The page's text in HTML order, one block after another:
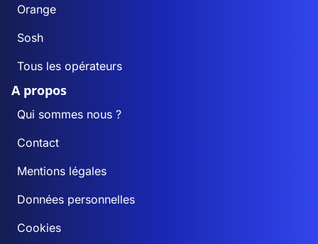
Orange
Sosh
Tous les opérateurs
A propos
Qui sommes nous ?
Contact
Mentions légales
Données personnelles
Cookies